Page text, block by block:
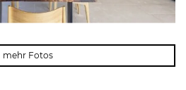
mehr Fotos